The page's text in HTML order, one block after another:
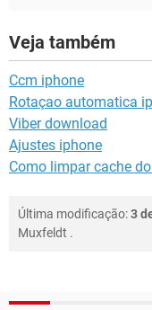
Veja também
Ccm iphone
Rotaçao automatica
Viber download
Ajustes iphone
Como limpar cache
Última modificação:3
Muxfeldt .